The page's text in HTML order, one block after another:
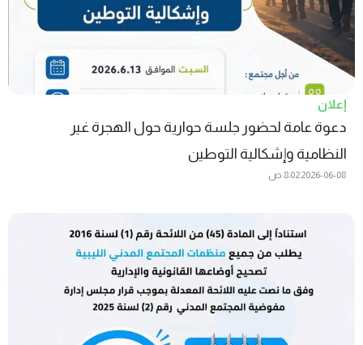
إعلان
دعوة عامة لحضور جلسة حوارية حول الهجرة غير
النظامية وإشكالية التوطين
2026-06-088:02 ص